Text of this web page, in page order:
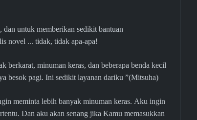
dan untuk memberikan sedikit bantuan
novel ... tidak, tidak apa-apa!
berkarat, minuman keras, dan beberapa benda kecil
besok pagi. Ini sedikit layanan dariku ”(Mitsuha)
meminta lebih banyak minuman keras. Aku ingin
Dan aku akan senang jika Kamu memasukkan